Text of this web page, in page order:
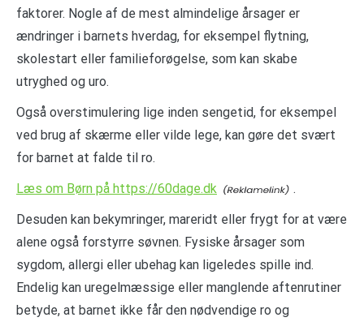
faktorer. Nogle af de mest almindelige årsager er
ændringer i barnets hverdag, for eksempel flytning,
skolestart eller familieforøgelse, som kan skabe
utryghed og uro.
Også overstimulering lige inden sengetid, for eksempel
ved brug af skærme eller vilde lege, kan gøre det svært
for barnet at falde til ro.
Læs om Børn på https://60dage.dk
.
Desuden kan bekymringer, mareridt eller frygt for at være
alene også forstyrre søvnen. Fysiske årsager som
sygdom, allergi eller ubehag kan ligeledes spille ind.
Endelig kan uregelmæssige eller manglende aftenrutiner
betyde, at barnet ikke får den nødvendige ro og